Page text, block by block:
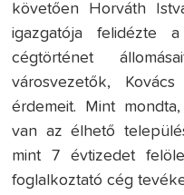
követően Horváth
igazgatója felidézte
cégtörténet
városvezetők,
érdemeit. Mint
van az élhető
mint 7 évtizedet
foglalkoztató cég